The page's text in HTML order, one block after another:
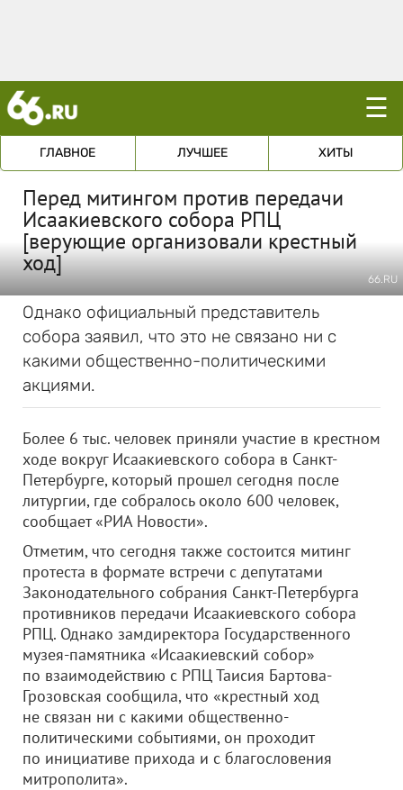
☰
ГЛАВНОЕ ЛУЧШЕЕ ХИТЫ
Перед митингом против передачи
Исаакиевского собора РПЦ
[верующие организовали крестный
ход]
66.RU
Однако официальный представитель
собора заявил, что это не связано ни с
какими общественно-политическими
акциями.
Более 6 тыс. человек приняли участие в крестном
ходе вокруг Исаакиевского собора в Санкт-
Петербурге, который прошел сегодня после
литургии, где собралось около 600 человек,
сообщает «РИА Новости».
Отметим, что сегодня также состоится митинг
протеста в формате встречи с депутатами
Законодательного собрания Санкт-Петербурга
противников передачи Исаакиевского собора
РПЦ. Однако замдиректора Государственного
музея-памятника «Исаакиевский собор»
по взаимодействию с РПЦ Таисия Бартова-
Грозовская сообщила, что «крестный ход
не связан ни с какими общественно-
политическими событиями, он проходит
по инициативе прихода и с благословения
митрополита».